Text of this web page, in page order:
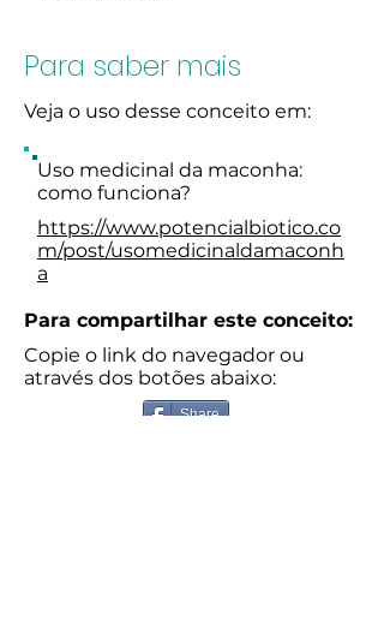
Para saber mais
Veja o uso desse conceito em:
Uso medicinal da maconha:
como funciona?
https://www.potencialbiotico.co
m/post/usomedicinaldamaconh
a
Para compartilhar este conceito:
Copie o link do navegador ou
através dos botões abaixo:
Share